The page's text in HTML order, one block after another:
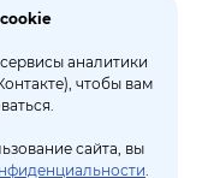
аналитики
чтобы вам
сайта, вы
.